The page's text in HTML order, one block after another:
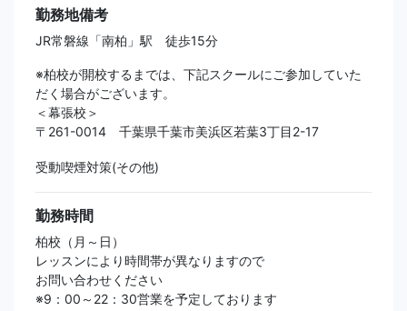
勤務地備考
JR常磐線「南柏」駅 徒歩15分
※柏校が開校するまでは、下記スクールにご参加していた
だく場合がございます。
＜幕張校＞
〒261-0014 千葉県千葉市美浜区若葉3丁目2-17
受動喫煙対策(その他)
勤務時間
柏校（月～日）
レッスンにより時間帯が異なりますので
お問い合わせください
※9：00～22：30営業を予定しております